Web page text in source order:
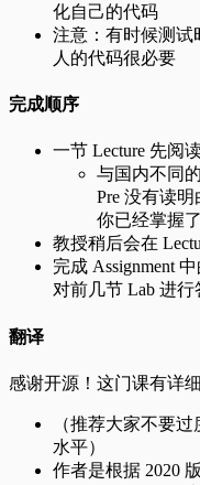
化自己的代码
注意：有时候测试
人的代码很必要
完成顺序
一节 Lecture 先阅
与国内不同
Pre 没有读
你已经掌握
教授稍后会在
完成 Assignment
对前几节 Lab 进
翻译
感谢开源！这门课有详
（推荐大家不要
水平）
作者是根据 2020